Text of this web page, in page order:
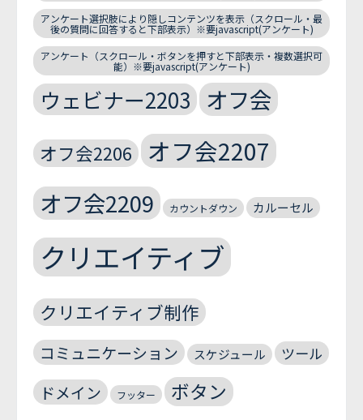
アンケート選択肢により隠しコンテンツを表示（スクロール・最
後の質問に回答すると下部表示）※要javascript(アンケート)
アンケート（スクロール・ボタンを押すと下部表示・複数選択可
能）※要javascript(アンケート)
ウェビナー2203 オフ会
オフ会2206 オフ会2207
オフ会2209 カウントダウン カルーセル
クリエイティブ
クリエイティブ制作
コミュニケーション スケジュール ツール
ドメイン フッター ボタン